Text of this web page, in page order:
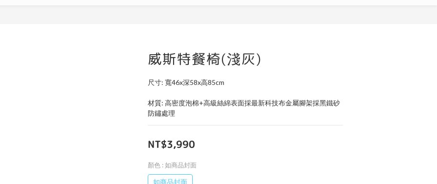
威斯特餐椅(淺灰)
尺寸: 寬46x深58x高85cm
材質: 高密度泡棉+高級絲綿表面採最新科技布金屬腳架採黑鐵砂
防鏽處理
NT$3,990
顏色 : 如商品封面
如商品封面